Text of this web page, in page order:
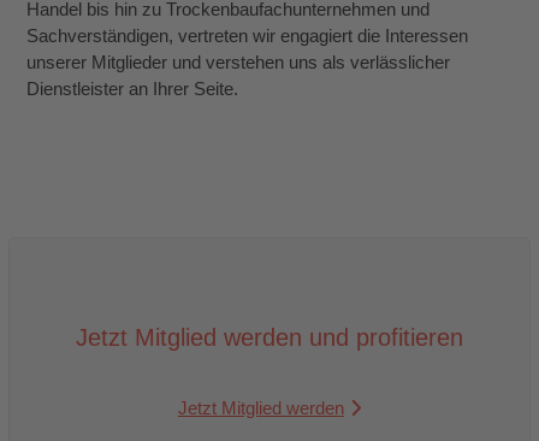
Handel bis hin zu Trockenbaufachunternehmen und
Sachverständigen, vertreten wir engagiert die Interessen
unserer Mitglieder und verstehen uns als verlässlicher
Dienstleister an Ihrer Seite.
Jetzt Mitglied werden und profitieren
Jetzt Mitglied werden